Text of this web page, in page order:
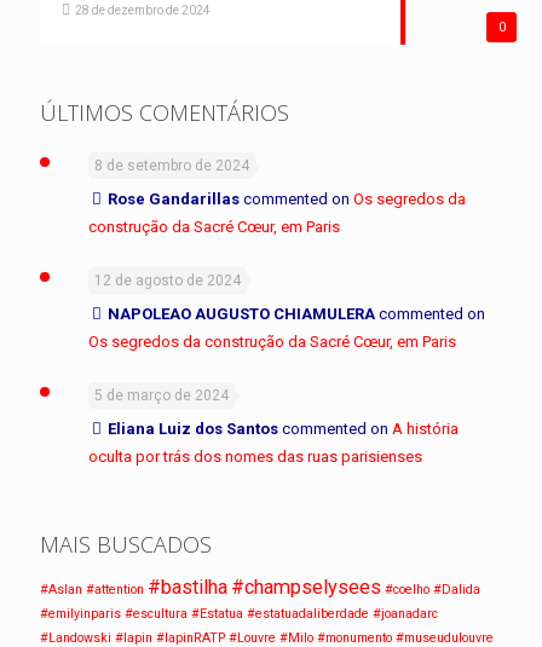
0
28 de dezembro de 2024
ÚLTIMOS COMENTÁRIOS
8 de setembro de 2024
Rose Gandarillas commented on Os segredos da
construção da Sacré Cœur, em Paris
12 de agosto de 2024
NAPOLEAO AUGUSTO CHIAMULERA commented on
Os segredos da construção da Sacré Cœur, em Paris
5 de março de 2024
Eliana Luiz dos Santos commented on A história
oculta por trás dos nomes das ruas parisienses
MAIS BUSCADOS
#Aslan #attention #bastilha #champselysees #coelho #Dalida
#emilyinparis #escultura #Estatua #estatuadaliberdade #joanadarc
#Landowski #lapin #lapinRATP #Louvre #Milo #monumento #museudulouvre